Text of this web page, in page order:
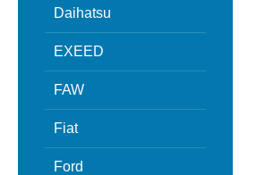
Daihatsu
EXEED
FAW
Fiat
Ford